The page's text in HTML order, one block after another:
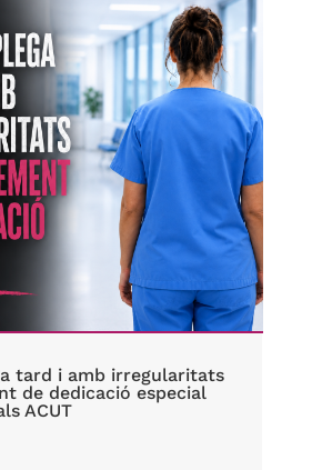
tard i amb irregularitats
de dedicació especial
ACUT